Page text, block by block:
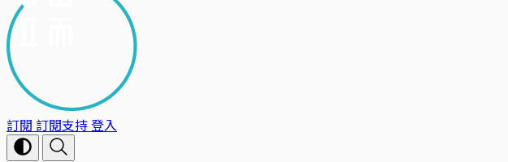
訂閱 訂閱支持登入